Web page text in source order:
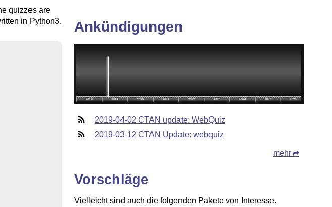
quizzes are
in Python3.
Ankündigungen
2019-04-02 CTAN update: WebQuiz
2019-03-12 CTAN Update: webquiz
mehr
Vorschläge
Vielleicht sind auch die folgenden Pakete von Interesse.